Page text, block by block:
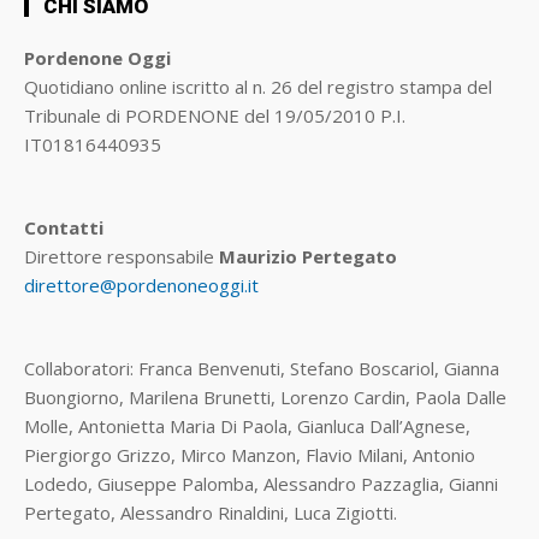
CHI SIAMO
Pordenone Oggi
Quotidiano online iscritto al n. 26 del registro stampa del
Tribunale di PORDENONE del 19/05/2010 P.I.
IT01816440935
Contatti
Direttore responsabile Maurizio Pertegato
direttore@pordenoneoggi.it
Collaboratori: Franca Benvenuti, Stefano Boscariol, Gianna
Buongiorno, Marilena Brunetti, Lorenzo Cardin, Paola Dalle
Molle, Antonietta Maria Di Paola, Gianluca Dall’Agnese,
Piergiorgo Grizzo, Mirco Manzon, Flavio Milani, Antonio
Lodedo, Giuseppe Palomba, Alessandro Pazzaglia, Gianni
Pertegato, Alessandro Rinaldini, Luca Zigiotti.